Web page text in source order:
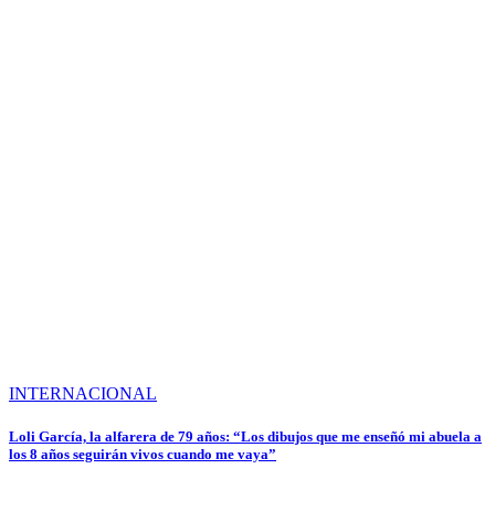
INTERNACIONAL
Loli García, la alfarera de 79 años: “Los dibujos que me enseñó mi abuela a
los 8 años seguirán vivos cuando me vaya”